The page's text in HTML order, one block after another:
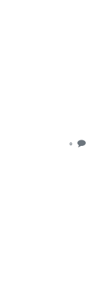
0